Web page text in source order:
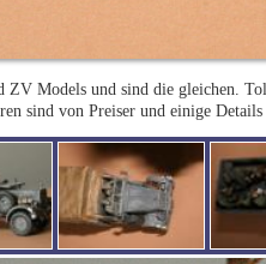
ZV Models und sind die gleichen.
sind von Preiser und einige Details